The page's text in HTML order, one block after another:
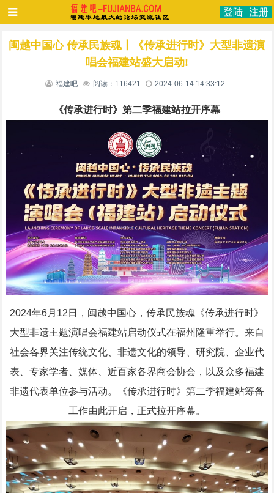
登陆 注册
闽越中国心 传承民族魂丨《传承进行时》大型非遗演
唱会福建站盛大启动!
福建吧 阅读：116421 2024-06-14 14:33:12
《传承进行时》第二季福建站拉开序幕
2024年6月12日，闽越中国心，传承民族魂《传承进行时》
大型非遗主题演唱会福建站启动仪式在福州隆重举行。来自
社会各界关注传统文化、非遗文化的领导、研究院、企业代
表、专家学者、媒体、近百家各界商会协会，以及众多福建
非遗代表单位参与活动。《传承进行时》第二季福建站筹备
工作由此开启，正式拉开序幕。